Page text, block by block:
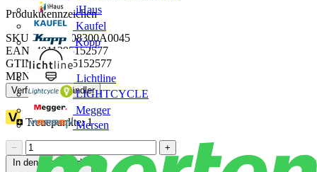
iHaus
Kaufel
Kopp
Lichtline
LIGHTCYCLE
Megger
Mersen
Produktkennzeichen
SKU: 2CKA008300A0045
EAN: 4011395152577
GTIN: 4011395152577
MPN: 83315
Verfügbar: 3 Händler
Treuepunkte:1
−
+
In den Warenkorb